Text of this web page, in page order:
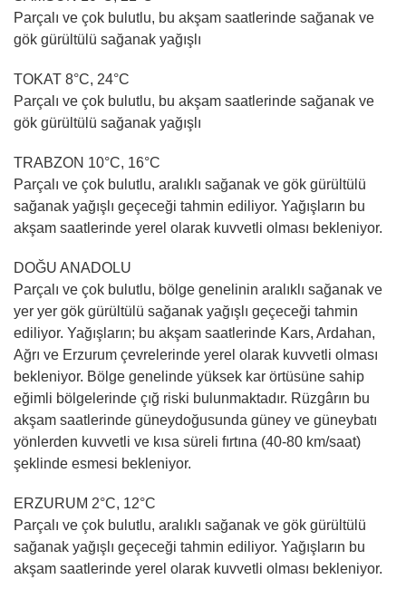
Parçalı ve çok bulutlu, bu akşam saatlerinde sağanak ve
gök gürültülü sağanak yağışlı
TOKAT 8°C, 24°C
Parçalı ve çok bulutlu, bu akşam saatlerinde sağanak ve
gök gürültülü sağanak yağışlı
TRABZON 10°C, 16°C
Parçalı ve çok bulutlu, aralıklı sağanak ve gök gürültülü
sağanak yağışlı geçeceği tahmin ediliyor. Yağışların bu
akşam saatlerinde yerel olarak kuvvetli olması bekleniyor.
DOĞU ANADOLU
Parçalı ve çok bulutlu, bölge genelinin aralıklı sağanak ve
yer yer gök gürültülü sağanak yağışlı geçeceği tahmin
ediliyor. Yağışların; bu akşam saatlerinde Kars, Ardahan,
Ağrı ve Erzurum çevrelerinde yerel olarak kuvvetli olması
bekleniyor. Bölge genelinde yüksek kar örtüsüne sahip
eğimli bölgelerinde çığ riski bulunmaktadır. Rüzgârın bu
akşam saatlerinde güneydoğusunda güney ve güneybatı
yönlerden kuvvetli ve kısa süreli fırtına (40-80 km/saat)
şeklinde esmesi bekleniyor.
ERZURUM 2°C, 12°C
Parçalı ve çok bulutlu, aralıklı sağanak ve gök gürültülü
sağanak yağışlı geçeceği tahmin ediliyor. Yağışların bu
akşam saatlerinde yerel olarak kuvvetli olması bekleniyor.